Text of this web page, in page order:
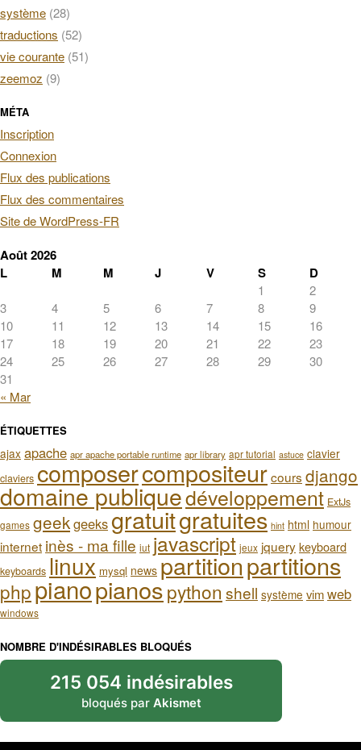
système (28)
traductions (52)
vie courante (51)
zeemoz (9)
MÉTA
Inscription
Connexion
Flux des publications
Flux des commentaires
Site de WordPress-FR
Août 2026
L
M M J V S D
1
2
3
4 5 6 7 8
9
10
11 12 13 14 15
16
17
18 19 20 21 22
23
24
25 26 27 28 29
30
31
« Mar
ÉTIQUETTES
ajax apache apr apache portable runtime apr library apr tutorial astuce clavier
claviers composercompositeurcours django
domaine publiquedéveloppement ExtJs
games geekgeeksgratuitgratuites hint html humour
internet inès - ma fille iut javascript jeux jquerykeyboard
keyboards linux mysql news partitionpartitions
phppianopianospython shell système vimweb
windows
NOMBRE D'INDÉSIRABLES BLOQUÉS
215 054 indésirables
bloqués par Akismet